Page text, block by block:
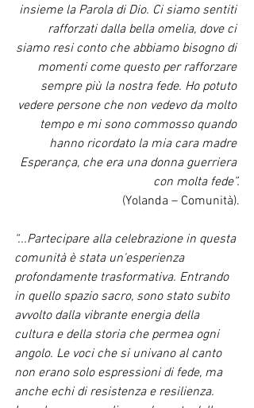
insieme la Parola di Dio. Ci siamo sentiti
rafforzati dalla bella omelia, dove ci
siamo resi conto che abbiamo bisogno di
momenti come questo per rafforzare
sempre più la nostra fede. Ho potuto
vedere persone che non vedevo da molto
tempo e mi sono commosso quando
hanno ricordato la mia cara madre
Esperança, che era una donna guerriera
con molta fede”.
(Yolanda – Comunità).
“...Partecipare alla celebrazione in questa
comunità è stata un'esperienza
profondamente trasformativa. Entrando
in quello spazio sacro, sono stato subito
avvolto dalla vibrante energia della
cultura e della storia che permea ogni
angolo. Le voci che si univano al canto
non erano solo espressioni di fede, ma
anche echi di resistenza e resilienza.